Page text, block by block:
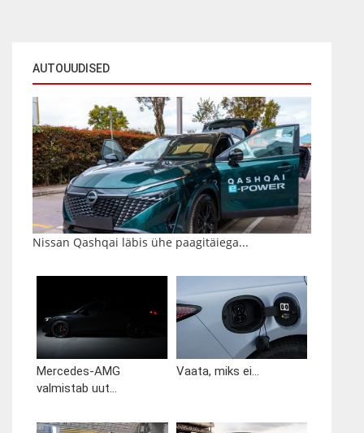
AUTOUUDISED
Nissan Qashqai läbis ühe paagitäiega...
Mercedes-AMG
valmistab uut...
Vaata, miks ei...